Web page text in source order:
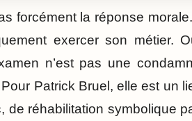
forcément la réponse
exercer son métier.
n’est pas une
Patrick Bruel, elle est un
de réhabilitation symbolique